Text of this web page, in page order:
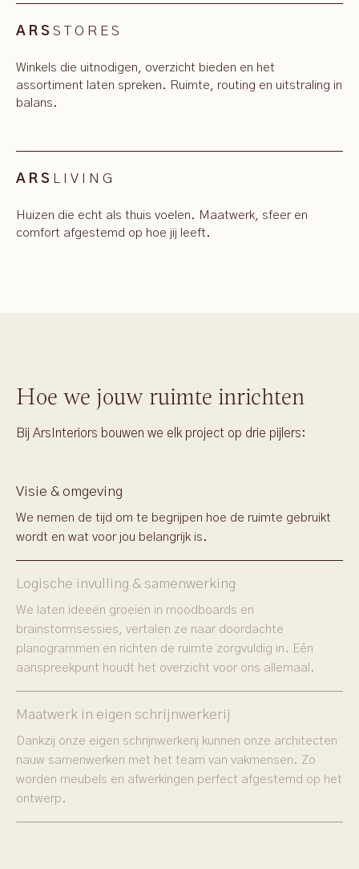
ARS STORES
Winkels die uitnodigen, overzicht bieden en het
assortiment laten spreken. Ruimte, routing en uitstraling in
balans.
ARS LIVING
Huizen die echt als thuis voelen. Maatwerk, sfeer en
comfort afgestemd op hoe jij leeft.
Hoe we jouw ruimte inrichten
Bij ArsInteriors bouwen we elk project op drie pijlers:
Visie & omgeving
We nemen de tijd om te begrijpen hoe de ruimte gebruikt
wordt en wat voor jou belangrijk is.
Logische invulling & samenwerking
We laten ideeën groeien in moodboards en
brainstormsessies, vertalen ze naar doordachte
planogrammen en richten de ruimte zorgvuldig in. Eén
aanspreekpunt houdt het overzicht voor ons allemaal.
Maatwerk in eigen schrijnwerkerij
Dankzij onze eigen schrijnwerkerij kunnen onze architecten
nauw samenwerken met het team van vakmensen. Zo
worden meubels en afwerkingen perfect afgestemd op het
ontwerp.